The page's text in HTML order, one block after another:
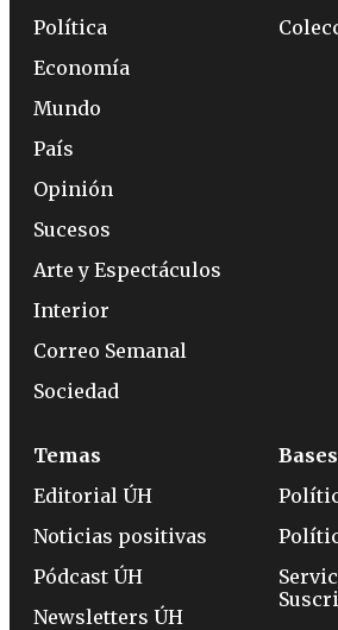
Política
Economía
Mundo
País
Opinión
Sucesos
Arte y Espectáculos
Interior
Correo Semanal
Sociedad
Temas
Editorial ÚH
Noticias positivas
Pódcast ÚH
Newsletters ÚH